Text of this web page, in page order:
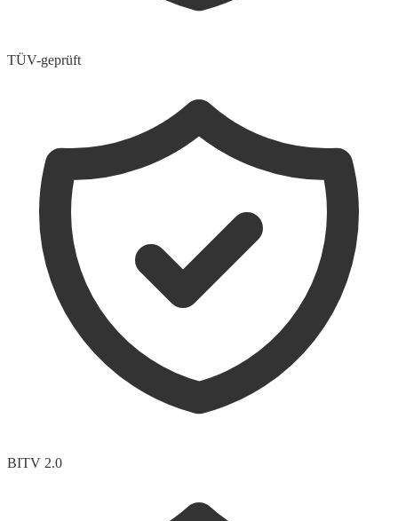
TÜV-geprüft
BITV 2.0